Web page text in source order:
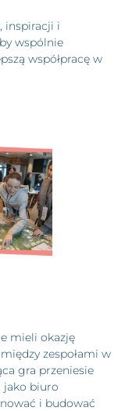
inspiracji i
wspólnie
współpracę w
mieli okazję
zespołami w
gra przeniesie
jako biuro
i budować